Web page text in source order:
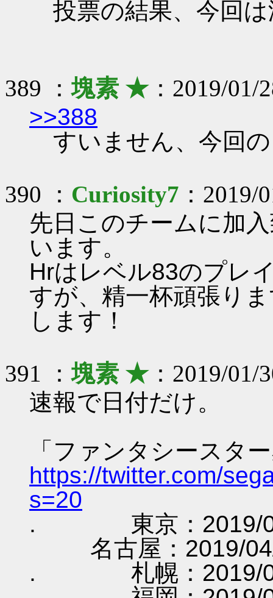
投票の結果、今回
389 ：塊素 ★：2019/01/
>>388
すいません、今回
390 ： Curiosity7 ：
先日このチームに加
います。
Hrはレベル83のプレ
すが、精一杯頑張り
します！
391 ：塊素 ★：2019/01/
速報で日付だけ。
「ファンタシースタ
https://twitter.com/
s=20
. 東京：2019/
名古屋：2019/
. 札幌：2019/